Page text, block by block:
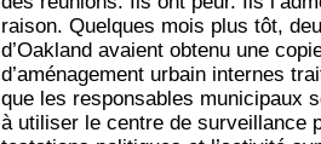
rai­son. Quelques mois plus tôt,
d’Oak­land avaient obte­nu une
d’aménagement urbain internes
que les res­pon­sables muni­ci­paux
à uti­li­ser le centre de sur­veillance